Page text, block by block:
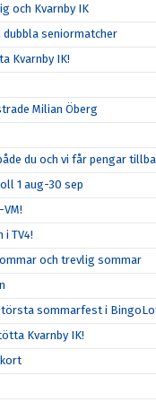
och Kvarnby IK
dubbla seniormatcher
Kvarnby IK!
Milian Öberg
du och vi får pengar
1 aug-30 sep
TV4!
och trevlig sommar
sommarfest i
Kvarnby IK!